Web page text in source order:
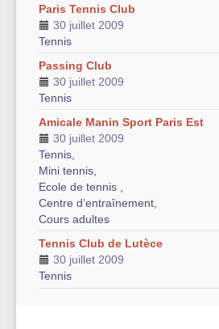
Paris Tennis Club
30 juillet 2009
Tennis
Passing Club
30 juillet 2009
Tennis
Amicale Manin Sport Paris Est
30 juillet 2009
Tennis,
Mini tennis,
Ecole de tennis ,
Centre d’entraînement,
Cours adultes
Tennis Club de Lutèce
30 juillet 2009
Tennis